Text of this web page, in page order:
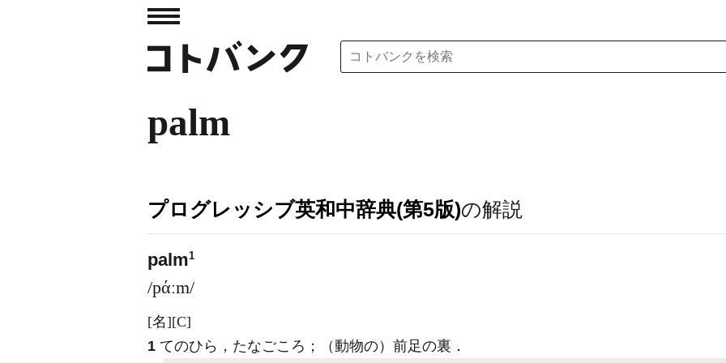
palm
プログレッシブ英和中辞典(第5版)の解説
palm1
/pάːm/
[名][C]
1 てのひら，たなごころ；（動物の）前足の裏 ．